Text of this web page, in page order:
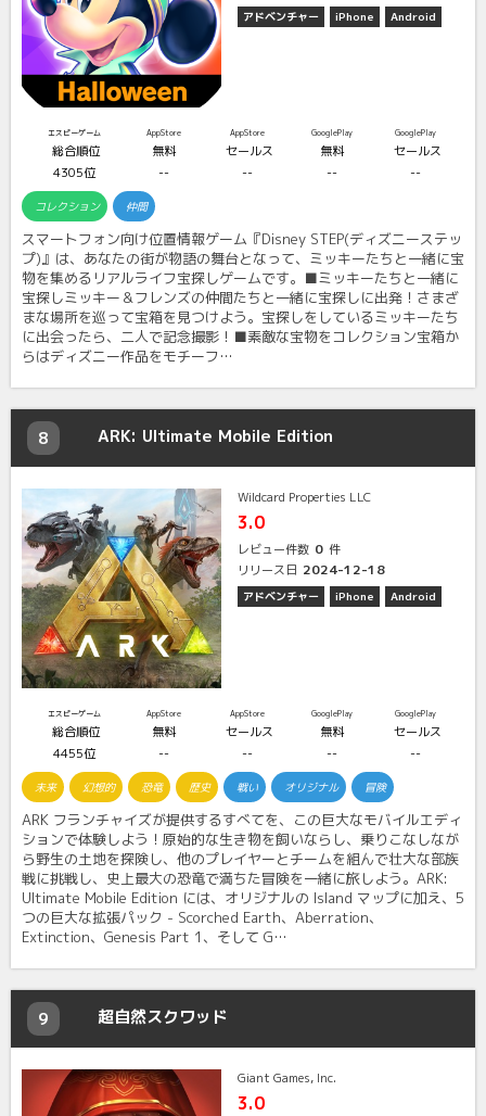
アドベンチャー iPhone Android
エスピーゲーム
総合順位
4305位
AppStore
無料
--
AppStore
セールス
--
GooglePlay
無料
--
GooglePlay
セールス
--
コレクション 仲間
スマートフォン向け位置情報ゲーム『Disney STEP(ディズニーステッ
プ)』は、あなたの街が物語の舞台となって、ミッキーたちと一緒に宝
物を集めるリアルライフ宝探しゲームです。■ミッキーたちと一緒に
宝探しミッキー＆フレンズの仲間たちと一緒に宝探しに出発！さまざ
まな場所を巡って宝箱を見つけよう。宝探しをしているミッキーたち
に出会ったら、二人で記念撮影！■素敵な宝物をコレクション宝箱か
らはディズニー作品をモチーフ…
8 ARK: Ultimate Mobile Edition
Wildcard Properties LLC
3.0
レビュー件数 0 件
リリース日 2024-12-18
アドベンチャー iPhone Android
エスピーゲーム
総合順位
4455位
AppStore
無料
--
AppStore
セールス
--
GooglePlay
無料
--
GooglePlay
セールス
--
未来 幻想的 恐竜 歴史 戦い オリジナル 冒険
ARK フランチャイズが提供するすべてを、この巨大なモバイルエディ
ションで体験しよう！原始的な生き物を飼いならし、乗りこなしなが
ら野生の土地を探険し、他のプレイヤーとチームを組んで壮大な部族
戦に挑戦し、史上最大の恐竜で満ちた冒険を一緒に旅しよう。ARK:
Ultimate Mobile Edition には、オリジナルの Island マップに加え、5
つの巨大な拡張パック - Scorched Earth、Aberration、
Extinction、Genesis Part 1、そして G…
9 超自然スクワッド
Giant Games, Inc.
3.0